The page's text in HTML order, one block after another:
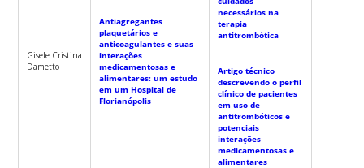
Gisele Cristina
Dametto
Antiagregantes
plaquetários e
anticoagulantes e suas
interações
medicamentosas e
alimentares: um estudo
em um Hospital de
Florianópolis
necessários na
terapia
antitrombótica
Artigo técnico
descrevendo o perfil
clínico de pacientes
em uso de
antitrombóticos e
potenciais
interações
medicamentosas e
alimentares